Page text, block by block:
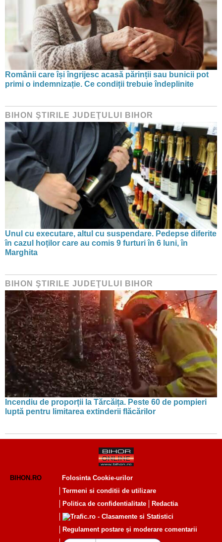
Românii care își îngrijesc acasă părinții sau bunicii pot
primi o indemnizație. Ce condiții trebuie îndeplinite
BIHON ŞTIRILE JUDEŢULUI BIHOR
Unul cu executare, altul cu suspendare. Pedepse diferite
în cazul hoților care au comis 9 furturi în 6 luni, în
Marghita
BIHON ŞTIRILE JUDEŢULUI BIHOR
Incendiu de proporții la Tărcăița. Peste 60 de pompieri
luptă pentru limitarea extinderii flăcărilor
BIHON.RO
Folosinta Cookie-urilor
Termeni si conditii de utilizare
Politica de confidentialitate
Redactia
Regulament postare și moderare comentarii